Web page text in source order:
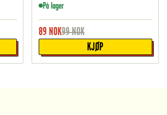
På lager
89 NOK99NOK
KJØP